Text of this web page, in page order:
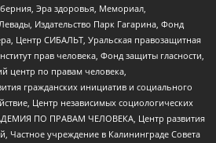
Эра здоровья, Мемориал,
Издательство Парк Гагарина, Фонд
Центр СИБАЛЬТ, Уральская правозащитная
прав человека, Фонд защиты гласности,
центр по правам человека,
гражданских инициатив и социального
Центр независимых социологических
ПО ПРАВАМ ЧЕЛОВЕКА, Центр развития
Частное учреждение в Калининграде Совета